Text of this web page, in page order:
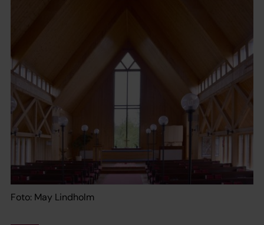
Foto: May Lindholm